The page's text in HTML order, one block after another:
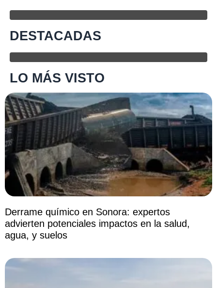
DESTACADAS
LO MÁS VISTO
Derrame químico en Sonora: expertos
advierten potenciales impactos en la salud,
agua, y suelos